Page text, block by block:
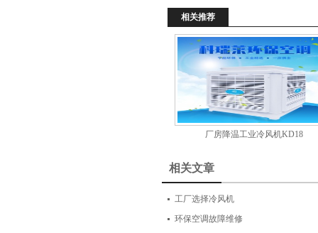
相关推荐
厂房降温工业冷风机KD18
相关文章
工厂选择冷风机
环保空调故障维修